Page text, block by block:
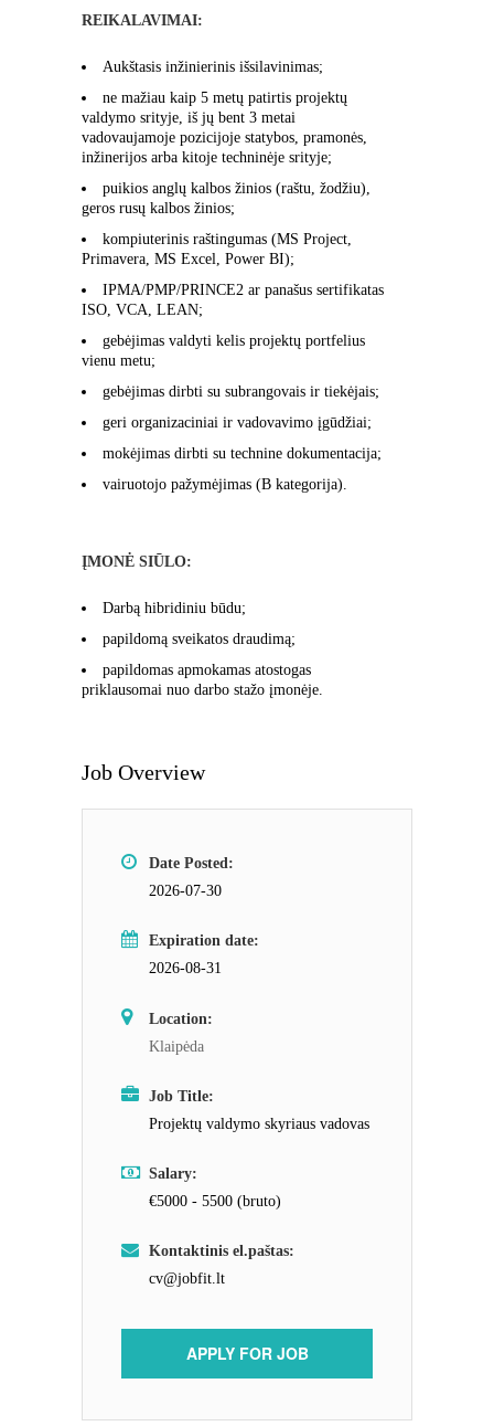
REIKALAVIMAI:
Aukštasis inžinierinis išsilavinimas;
ne mažiau kaip 5 metų patirtis projektų
valdymo srityje, iš jų bent 3 metai
vadovaujamoje pozicijoje statybos, pramonės,
inžinerijos arba kitoje techninėje srityje;
puikios anglų kalbos žinios (raštu, žodžiu),
geros rusų kalbos žinios;
kompiuterinis raštingumas (MS Project,
Primavera, MS Excel, Power BI);
IPMA/PMP/PRINCE2 ar panašus sertifikatas
ISO, VCA, LEAN;
gebėjimas valdyti kelis projektų portfelius
vienu metu;
gebėjimas dirbti su subrangovais ir tiekėjais;
geri organizaciniai ir vadovavimo įgūdžiai;
mokėjimas dirbti su technine dokumentacija;
vairuotojo pažymėjimas (B kategorija).
ĮMONĖ SIŪLO:
Darbą hibridiniu būdu;
papildomą sveikatos draudimą;
papildomas apmokamas atostogas
priklausomai nuo darbo stažo įmonėje.
Job Overview
Date Posted:
2026-07-30
Expiration date:
2026-08-31
Location:
Klaipėda
Job Title:
Projektų valdymo skyriaus vadovas
Salary:
€5000 - 5500 (bruto)
Kontaktinis el.paštas:
cv@jobfit.lt
APPLY FOR JOB